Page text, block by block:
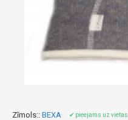
Zīmols:: BEXA ✔ pieejams uz vietas